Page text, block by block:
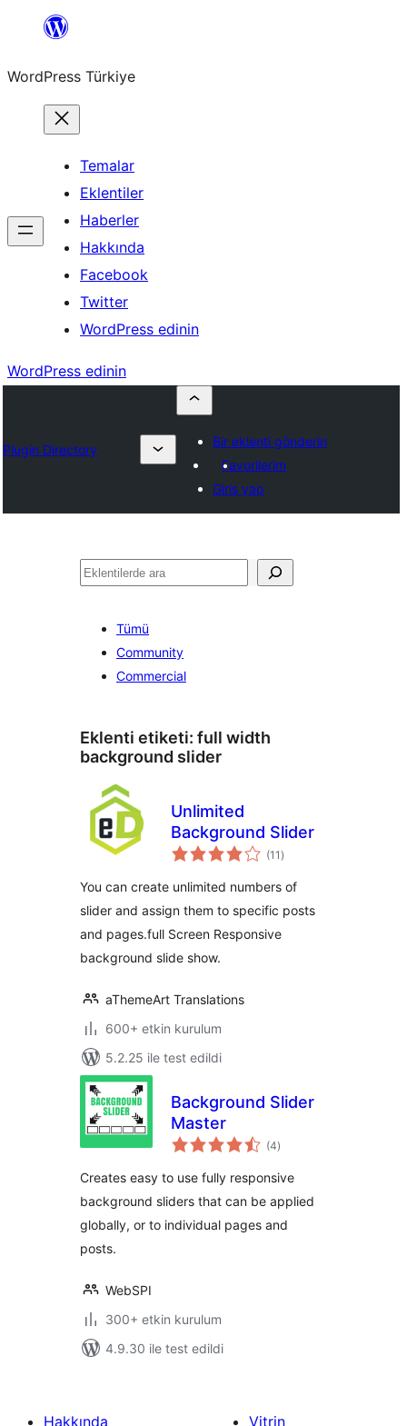
İçeriğe
WordPress Türkiye
Temalar
Eklentiler
Haberler
Hakkında
Facebook
Twitter
WordPress edinin
WordPress edinin
Plugin Directory
Bir eklenti gönderin
Favorilerim
Giriş yap
Ara
Tümü
Community
Commercial
Eklenti etiketi: full width
background slider
Unlimited
Background Slider
(11 toplam
puan
)
You can create unlimited numbers of
slider and assign them to specific posts
and pages.full Screen Responsive
background slide show.
aThemeArt Translations
600+ etkin kurulum
5.2.25 ile test edildi
Background Slider
Master
(4toplam
puan
)
Creates easy to use fully responsive
background sliders that can be applied
globally, or to individual pages and
posts.
WebSPI
300+ etkin kurulum
4.9.30 ile test edildi
Hakkında
Vitrin